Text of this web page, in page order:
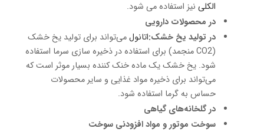
الکلی نیز استفاده می شود.
در محصولات دارویی
در تولید یخ خشک:اتانولمی‌تواند برای تولید یخ خشک
(CO2 منجمد) برای استفاده در ذخیره سازی سرما استفاده
شود. یخ خشک یک ماده خنک کننده بسیار موثر است که
می‌تواند برای ذخیره مواد غذایی و سایر محصولات
حساس به گرما استفاده شود.
در گلخانه‌های گیاهی
سوخت موتور و مواد افزودنی سوخت